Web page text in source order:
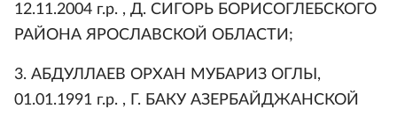
12.11.2004 г.р. , Д. СИГОРЬ БОРИСОГЛЕБСКОГО
РАЙОНА ЯРОСЛАВСКОЙ ОБЛАСТИ;
3. АБДУЛЛАЕВ ОРХАН МУБАРИЗ ОГЛЫ,
01.01.1991 г.р. , Г. БАКУ АЗЕРБАЙДЖАНСКОЙ